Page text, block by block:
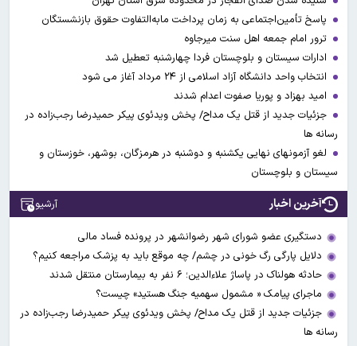
پاسخ تأمین‌اجتماعی به زمان پرداخت مابه‌التفاوت حقوق بازنشستگان
ترور امام جمعه اهل سنت میرجاوه
ادارات سیستان و بلوچستان فردا چهارشنبه تعطیل شد
انتخاب واحد دانشگاه آزاد اسلامی از ۲۴ مرداد آغاز می شود
امید بهزاد و پوریا صفوت اعدام شدند
جزئیات جدید از قتل یک مداح/ پخش ویدئوی پیکر حمیدرضا رجب‌زاده در
رسانه ها
لغو آزمونهای نهایی یکشنبه و دوشنبه در هرمزگان، بوشهر، خوزستان و
سیستان و بلوچستان
آخرین اخبار آرشیو
دستگیری عضو شورای شهر رضوانشهر در پرونده فساد مالی
دلایل پارگی رگ خونی در چشم/ چه موقع باید به پزشک مراجعه کنیم؟
حادثه هولناک در پاساژ علاءالدین؛ ۶ نفر به بیمارستان منتقل شدند
ماجرای پیامک « مشمول سهمیه جنگ هستید» چیست؟
جزئیات جدید از قتل یک مداح/ پخش ویدئوی پیکر حمیدرضا رجب‌زاده در
رسانه ها